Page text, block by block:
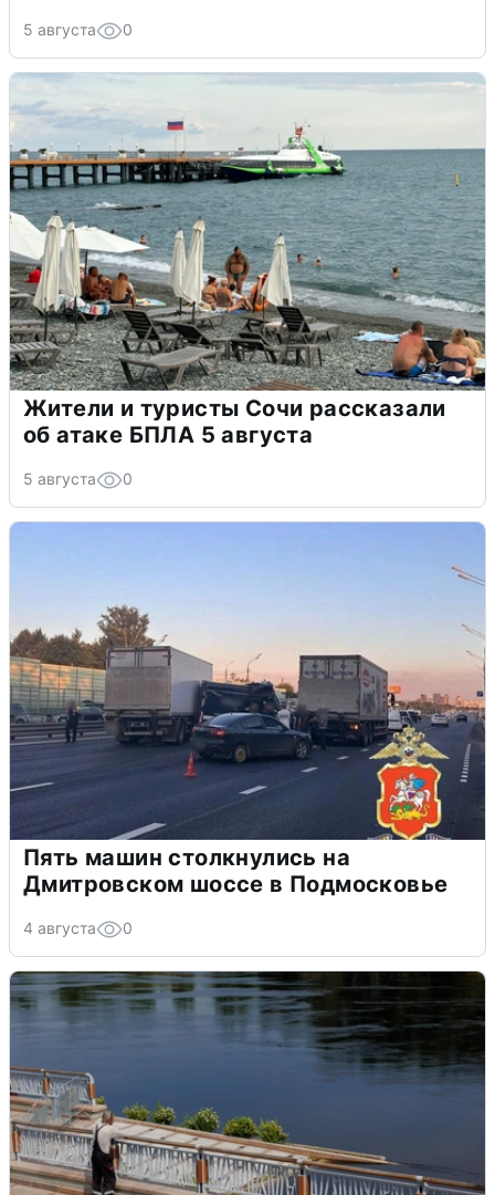
5 августа 0
Жители и туристы Сочи рассказали
об атаке БПЛА 5 августа
5 августа 0
Пять машин столкнулись на
Дмитровском шоссе в Подмосковье
4 августа 0